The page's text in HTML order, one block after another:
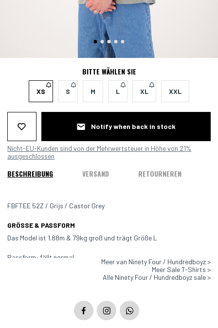
BITTE WÄHLEN SIE
XS S M L XL XXL
Notify when back in stock
Nicht-EU-Kunden sind von der Mehrwertsteuer in Höhe von 21%
ausgeschlossen
BESCHREIBUNG VERSAND RETOURNEREN
FBFTEE 52Z / Grijs / Castor Grey
GRÖSSE & PASSFORM
Das Model ist 1.88m & 79kg groß und trägt Größe L
Passform: fällt normal
Meer van Ninety Four / Hundredboyz >
Meer Sale T-Shirts >
Alle Ninety Four / Hundredboyz sale >